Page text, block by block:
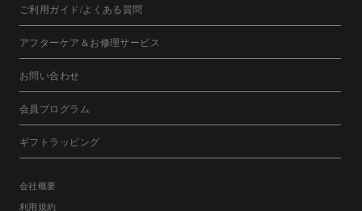
ご利用ガイド/よくある質問
アフターケア＆お修理サービス
お問い合わせ
会員プログラム
ギフトラッピング
会社概要
利用規約